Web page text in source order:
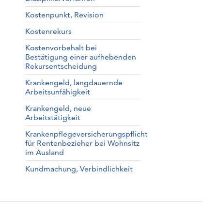
Kostenpunkt, Revision
Kostenrekurs
Kostenvorbehalt bei
Bestätigung einer aufhebenden
Rekursentscheidung
Krankengeld, langdauernde
Arbeitsunfähigkeit
Krankengeld, neue
Arbeitstätigkeit
Krankenpflegeversicherungspflicht
für Rentenbezieher bei Wohnsitz
im Ausland
Kundmachung, Verbindlichkeit